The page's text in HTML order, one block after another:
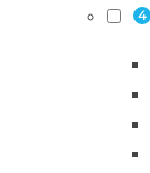
4